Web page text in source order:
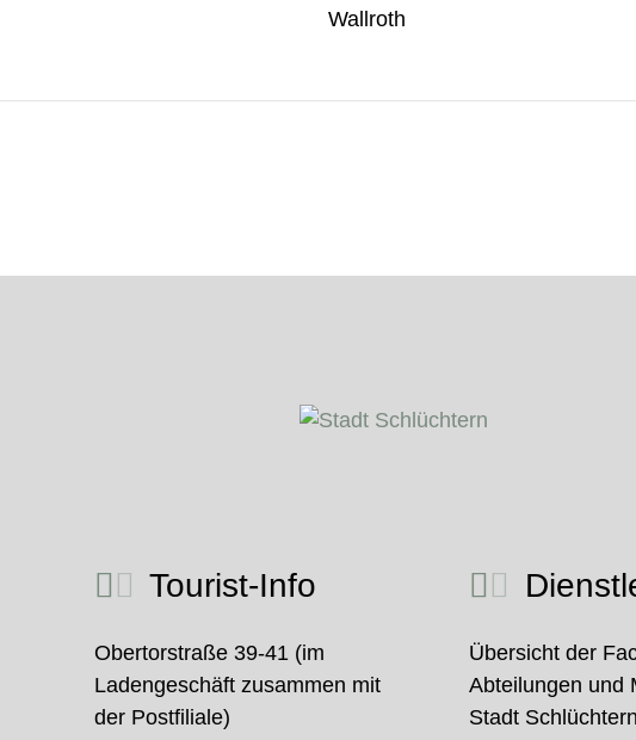
Wallroth
Tourist-Info
Obertorstraße 39-41 (im
Ladengeschäft zusammen mit
der Postfiliale)
Übersicht der
Abteilungen und
Stadt